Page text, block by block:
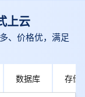
上云
、价格优，满足
数据库 存储